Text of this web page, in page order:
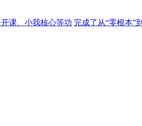
课、小我核心等功 完成了从“零根本”